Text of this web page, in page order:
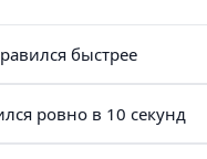
быстрее
ровно в 10 секунд